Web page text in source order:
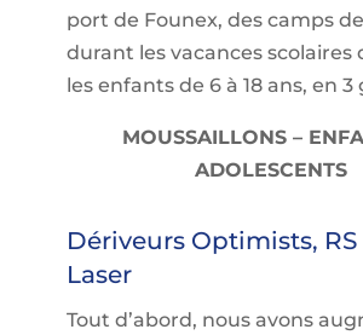
port de Founex, des camps
durant les vacances scolaires
les enfants de 6 à 18 ans, en 3
MOUSSAILLONS –
ADOLESCENTS
Dériveurs Optimists, RS
Laser
Tout d’abord, nous avons